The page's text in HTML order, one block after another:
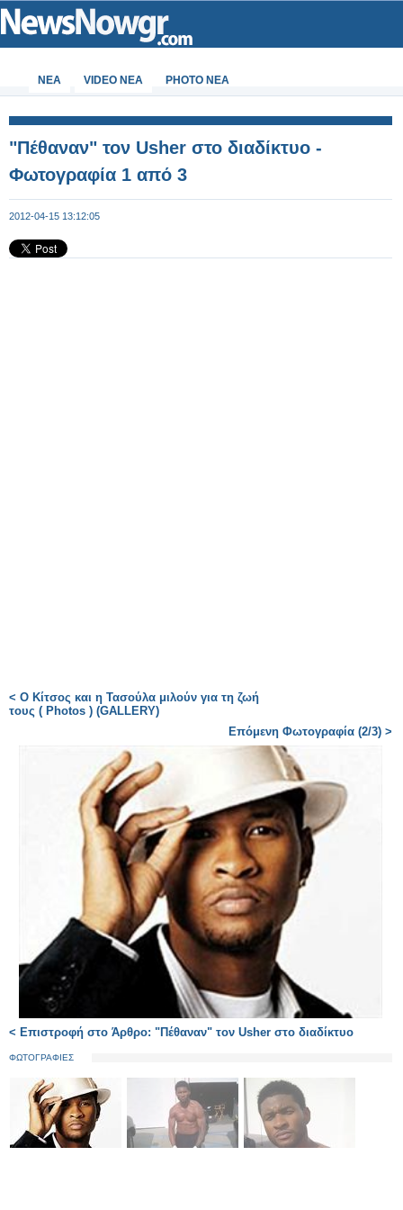
ΝΕΑ VIDEO NEA PHOTO NEA
"Πέθαναν" τον Usher στο διαδίκτυο -
Φωτογραφία 1 από 3
2012-04-15 13:12:05
< Ο Κίτσος και η Τασούλα μιλούν για τη ζωή
τους ( Photos ) (GALLERY)
Επόμενη Φωτογραφία (2/3) >
< Επιστροφή στο Άρθρο: "Πέθαναν" τον Usher στο διαδίκτυο
ΦΩΤΟΓΡΑΦΙΕΣ